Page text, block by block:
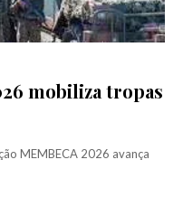
mobiliza tropas
MEMBECA 2026 avança